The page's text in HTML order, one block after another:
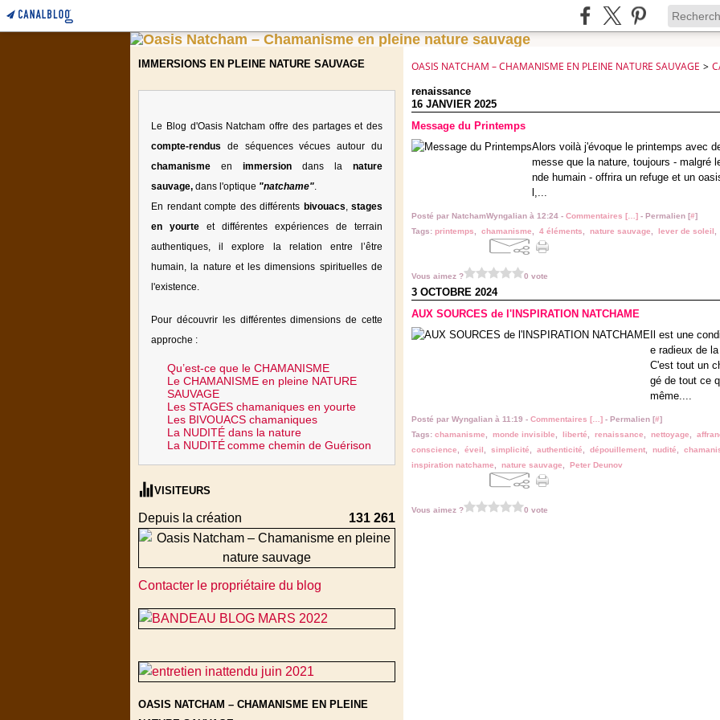
IMMERSIONS EN PLEINE NATURE SAUVAGE
Le Blog d'Oasis Natcham offre des partages et des
compte-rendus de séquences vécues autour du
chamanisme en immersion dans la nature
sauvage, dans l'optique "natchame".
En rendant compte des différents bivouacs, stages
en yourte et différentes expériences de terrain
authentiques, il explore la relation entre l’être
humain, la nature et les dimensions spirituelles de
l'existence.
Pour découvrir les différentes dimensions de cette
approche :
Qu’est-ce que le CHAMANISME
Le CHAMANISME en pleine NATURE
SAUVAGE
Les STAGES chamaniques en yourte
Les BIVOUACS chamaniques
La NUDITÉ dans la nature
La NUDITÉcomme chemin de Guérison
VISITEURS
Depuis la création 131 261
Contacter le propriétaire du blog
OASIS NATCHAM – CHAMANISME EN PLEINE
OASIS NATCHAM – CHAMANISME EN PLEINE NATURE SAUVAGE >
renaissance
16 JANVIER 2025
Message du Printemps
Alors voilà j'évoque le printemps avec
messe que la nature, toujours - malgré
nde humain - offrira un refuge et un
l,...
Posté par NatchamWyngalian à 12:24 - Commentaires [ ] - Permalien [#]
Tags: printemps chamanisme 4 éléments nature sauvage lever de soleil
Vous aimez ? 0 vote
3 OCTOBRE 2024
AUX SOURCES de l'INSPIRATION NATCHAME
Il est une
e radieux de
C'est tout un
gé de tout ce
même....
Posté par Wyngalian à 11:19 - Commentaires [ ] - Permalien [#]
Tags: chamanisme monde invisible liberté renaissance nettoyage
conscience
éveil simplicité authenticité dépouillement nudité
inspiration natchame
nature sauvage Peter Deunov
Vous aimez ? 0 vote